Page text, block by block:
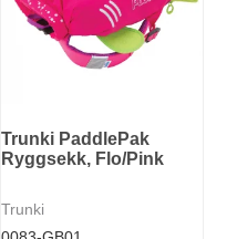
Trunki PaddlePak
Ryggsekk, Flo/Pink
Trunki